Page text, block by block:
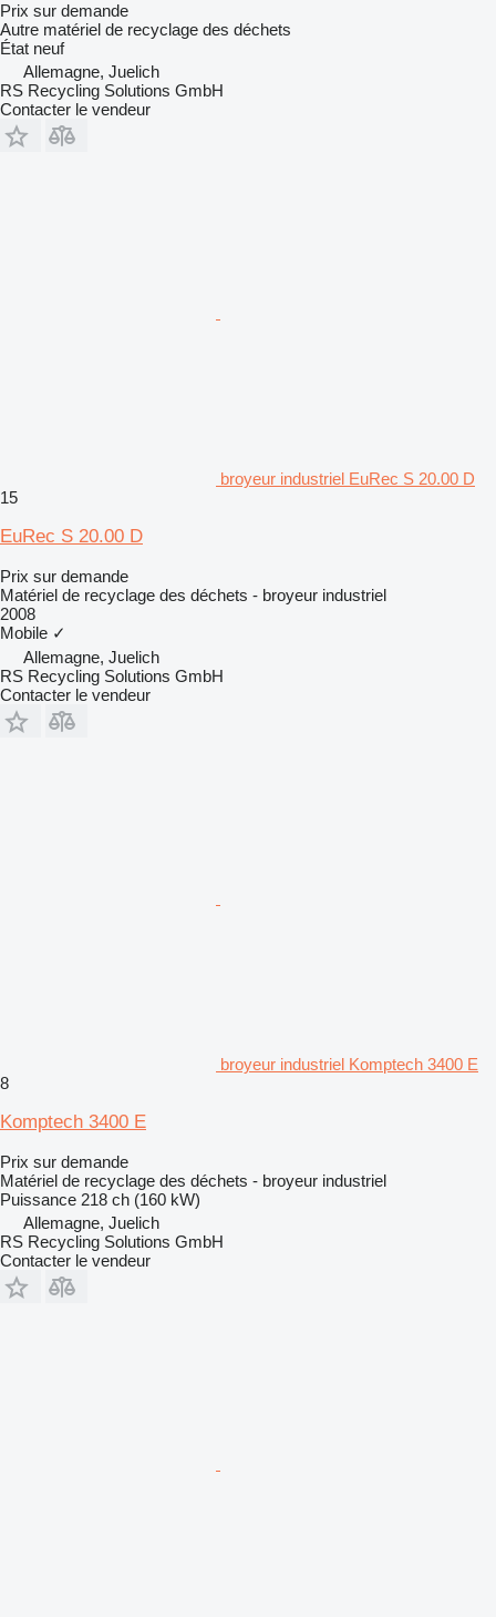
Prix sur demande
Autre matériel de recyclage des déchets
État neuf
Allemagne, Juelich
RS Recycling Solutions GmbH
Contacter le vendeur
broyeur industriel EuRec S 20.00 D
15
EuRec S 20.00 D
Prix sur demande
Matériel de recyclage des déchets - broyeur industriel
2008
Mobile ✓
Allemagne, Juelich
RS Recycling Solutions GmbH
Contacter le vendeur
broyeur industriel Komptech 3400 E
8
Komptech 3400 E
Prix sur demande
Matériel de recyclage des déchets - broyeur industriel
Puissance 218 ch (160 kW)
Allemagne, Juelich
RS Recycling Solutions GmbH
Contacter le vendeur